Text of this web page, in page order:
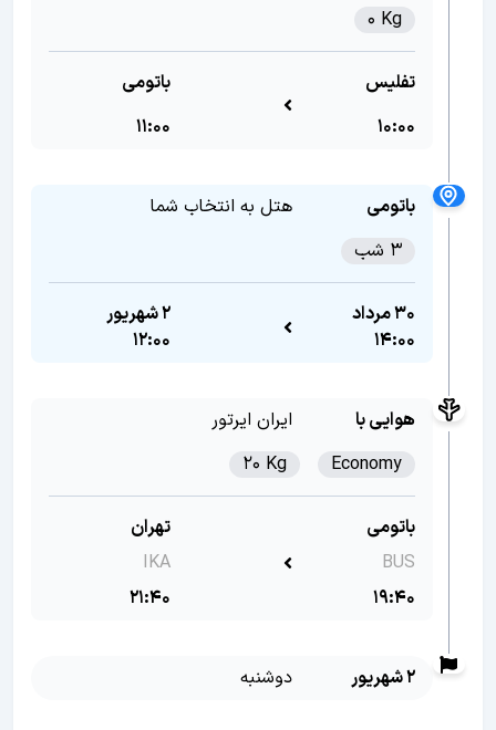
0 Kg
تفلیس
10:00
باتومی
11:00
باتومی
هتل به انتخاب شما
3 شب
30 مرداد
14:00
2 شهریور
12:00
هوایی با
ایران ایرتور
Economy
20 Kg
باتومی
BUS
19:40
تهران
IKA
21:40
2 شهریور دوشنبه